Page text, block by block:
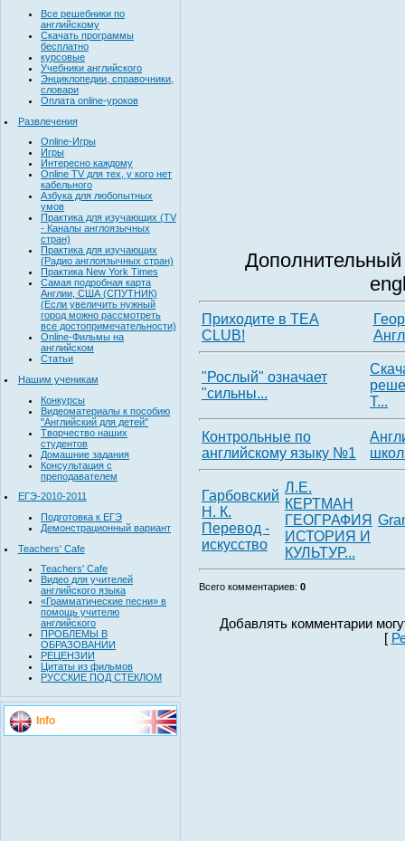
Все решебники по
английскому
Скачать программы
бесплатно
курсовые
Учебники английского
Энциклопедии, справочники,
словари
Оплата online-уроков
Развлечения
Online-Игры
Игры
Интересно каждому
Online TV для тех, у кого нет
кабельного
Азбука для любопытных
умов
Практика для изучающих (TV
- Каналы англоязычных
стран)
Практика для изучающих
(Радио англоязычных стран)
Практика New York Times
Самая подробная карта
Англии, США (СПУТНИК)
(Если увеличить нужный
город можно рассмотреть
все достопримечательности)
Online-Фильмы на
английском
Статьи
Нашим ученикам
Конкурсы
Видеоматериалы к пособию
"Английский для детей"
Творчество наших
студентов
Домашние задания
Консультация с
преподавателем
ЕГЭ-2010-2011
Подготовка к ЕГЭ
Демонстрационный вариант
Teachers' Cafe
Teachers' Cafe
Видео для учителей
английского языка
«Грамматические песни» в
помощь учителю
английского
ПРОБЛЕМЫ В
ОБРАЗОВАНИИ
РЕЦЕНЗИИ
Цитаты из фильмов
РУССКИЕ ПОД СТЕКЛОМ
Info
Приходите в TEA
CLUB!
"Рослый" означает
"сильны...
Т...
Контрольные по
английскому языку №1
Гарбовский
Н. К.
Перевод -
искусство
Л.Е.
КЕРТМАН
ГЕОГРАФИЯ
ИСТОРИЯ И
КУЛЬТУР...
Всего комментариев: 0
Добавлять комментарии
[